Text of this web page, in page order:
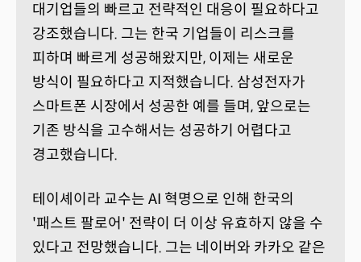
대기업들의 빠르고 전략적인 대응이 필요하다고
강조했습니다. 그는 한국 기업들이 리스크를
피하며 빠르게 성공해왔지만, 이제는 새로운
방식이 필요하다고 지적했습니다. 삼성전자가
스마트폰 시장에서 성공한 예를 들며, 앞으로는
기존 방식을 고수해서는 성공하기 어렵다고
경고했습니다.
테이셰이라 교수는 AI 혁명으로 인해 한국의
'패스트 팔로어' 전략이 더 이상 유효하지 않을 수
있다고 전망했습니다. 그는 네이버와 카카오 같은